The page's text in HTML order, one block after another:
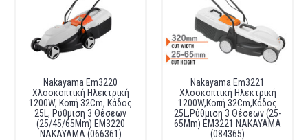
Nakayama Em3220
Χλοοκοπτική Ηλεκτρική
1200W, Κοπή 32Cm, Κάδος
25L, Ρύθμιση 3 Θέσεων
(25/45/65Mm) EM3220
NAKAYAMA (066361)
Nakayama Em3221
Χλοοκοπτική Ηλεκτρική
1200W,Κοπή 32Cm,Κάδος
25L,Ρύθμιση 3 Θέσεων (25-
65Mm) EM3221 NAKAYAMA
(084365)